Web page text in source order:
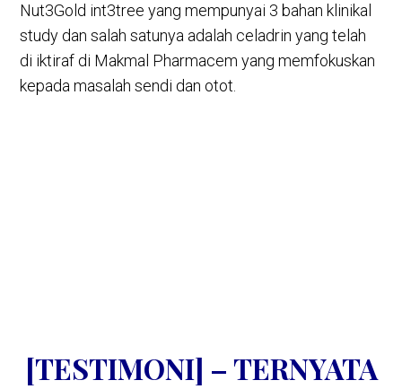
Nut3Gold int3tree yang mempunyai 3 bahan klinikal
study dan salah satunya adalah celadrin yang telah
di iktiraf di Makmal Pharmacem yang memfokuskan
kepada masalah sendi dan otot.
[TESTIMONI] – TERNYATA